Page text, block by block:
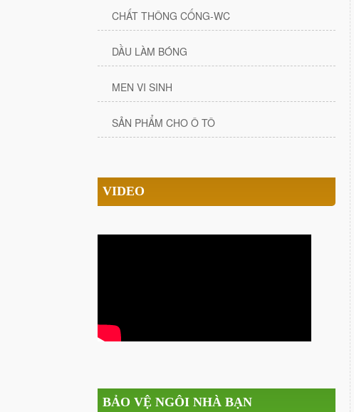
CHẤT THÔNG CỐNG-WC
DẦU LÀM BÓNG
MEN VI SINH
SẢN PHẨM CHO Ô TÔ
VIDEO
BẢO VỆ NGÔI NHÀ BẠN